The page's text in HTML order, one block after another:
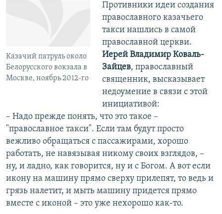
Казачий патруль около
Белорусского вокзала в
Москве, ноябрь 2012-го
Противники идеи создания
православного казачьего
такси нашлись в самой
православной церкви.
Иерей Владимир Коваль-
Зайцев, православный
священник, высказывает
недоумение в связи с этой
инициативой:
– Надо прежде понять, что это такое –
"православное такси". Если там будут просто
вежливо обращаться с пассажирами, хорошо
работать, не навязывая никому своих взглядов, –
ну, и ладно, как говорится, ну и с Богом. А вот если
икону на машину прямо сверху прилепят, то ведь и
грязь налетит, и мыть машину придется прямо
вместе с иконой – это уже нехорошо как-то.